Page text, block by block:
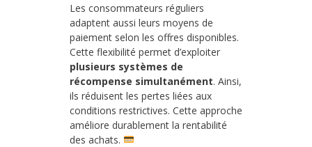
Les consommateurs réguliers
adaptent aussi leurs moyens de
paiement selon les offres disponibles.
Cette flexibilité permet d’exploiter
plusieurs systèmes de
récompense simultanément. Ainsi,
ils réduisent les pertes liées aux
conditions restrictives. Cette approche
améliore durablement la rentabilité
des achats.